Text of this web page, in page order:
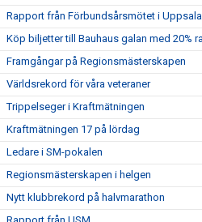
Rapport från Förbundsårsmötet i Uppsala
Köp biljetter till Bauhaus galan med 20%
Framgångar på Regionsmästerskapen
Världsrekord för våra veteraner
Trippelseger i Kraftmätningen
Kraftmätningen 17 på lördag
Ledare i SM-pokalen
Regionsmästerskapen i helgen
Nytt klubbrekord på halvmarathon